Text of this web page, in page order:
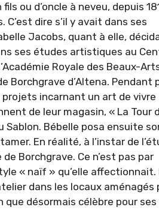
ou d’oncle à neveu, depuis
dire s’il y avait dans ses
Jacobs, quant à elle,
ses études artistiques au
Royale des Beaux-
Borchgrave d’Altena. Pendant
projets incarnant un art de vivre
de leur magasin, « La Tour
Sablon. Bébelle posa ensuite
En réalité, à l’instar de
Borchgrave. Ce n’est pas par
« naïf » qu’elle affectionnait.
dans les locaux aménagés
que désormais célèbre pour ses